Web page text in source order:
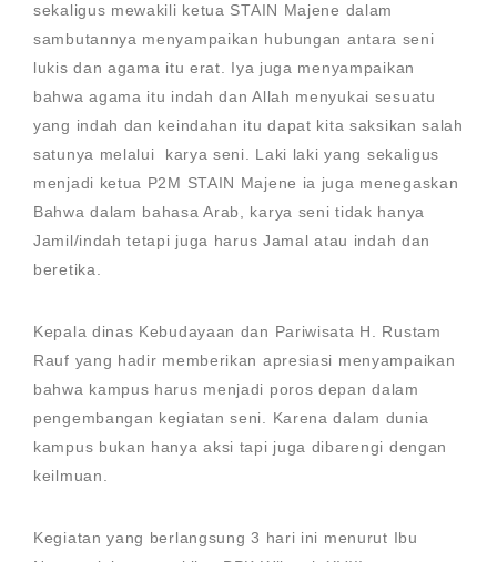
sekaligus mewakili ketua STAIN Majene dalam
sambutannya menyampaikan hubungan antara seni
lukis dan agama itu erat. Iya juga menyampaikan
bahwa agama itu indah dan Allah menyukai sesuatu
yang indah dan keindahan itu dapat kita saksikan salah
satunya melalui karya seni. Laki laki yang sekaligus
menjadi ketua P2M STAIN Majene ia juga menegaskan
Bahwa dalam bahasa Arab, karya seni tidak hanya
Jamil/indah tetapi juga harus Jamal atau indah dan
beretika.
Kepala dinas Kebudayaan dan Pariwisata H. Rustam
Rauf yang hadir memberikan apresiasi menyampaikan
bahwa kampus harus menjadi poros depan dalam
pengembangan kegiatan seni. Karena dalam dunia
kampus bukan hanya aksi tapi juga dibarengi dengan
keilmuan.
Kegiatan yang berlangsung 3 hari ini menurut Ibu